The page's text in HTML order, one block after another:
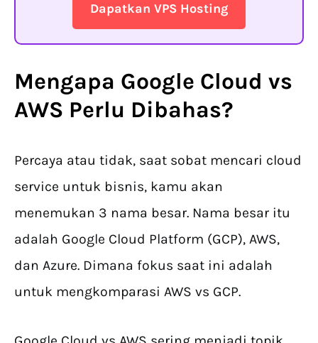
Dapatkan VPS Hosting
Mengapa Google Cloud vs
AWS Perlu Dibahas?
Percaya atau tidak, saat sobat mencari cloud
service untuk bisnis, kamu akan
menemukan 3 nama besar. Nama besar itu
adalah Google Cloud Platform (GCP), AWS,
dan Azure. Dimana fokus saat ini adalah
untuk mengkomparasi AWS vs GCP.